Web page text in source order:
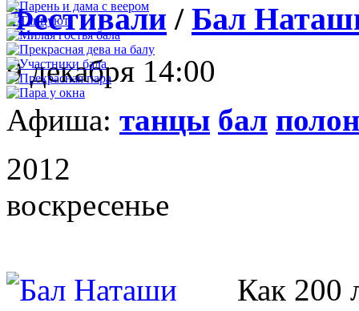
Фестивали / Бал
9 декабря 14:00
Афиша: танцы бал
2012
воскресенье
Как 200